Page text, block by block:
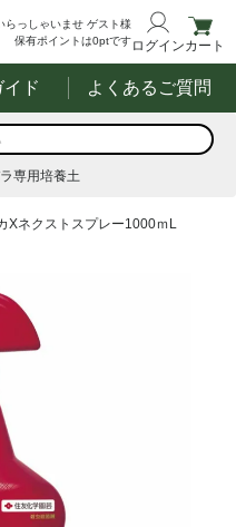
らっしゃいませ ゲスト様
保有ポイントは0ptですログインカート
イド よくあるご質問
バラ、バラ専用培養土
専用培養土
Xネクストスプレー1000ｍL